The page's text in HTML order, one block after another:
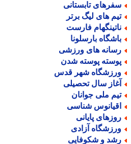
تابستانی
های لیگ برتر
فارست
بارسلونا
های ورزشی
پوسته شدن
شهر قدس
سال تحصیلی
ملی جوانان
شناسی
پایانی
آزادی
و شکوفایی